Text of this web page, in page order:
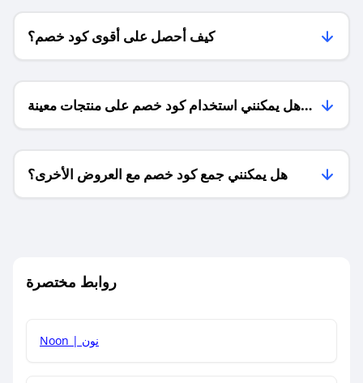
كيف أحصل على أقوى كود خصم؟
هل يمكنني استخدام كود خصم على منتجات معينة
فقط؟
هل يمكنني جمع كود خصم مع العروض الأخرى؟
روابط مختصرة
Noon | نون